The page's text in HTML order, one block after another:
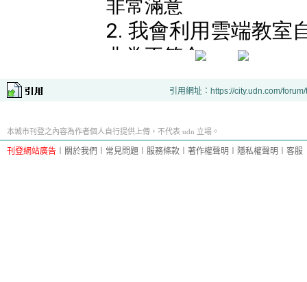
引用網址：https://city.udn.com/
本城市刊登之內容為作者個人自行提供上傳，不代表 udn 立場。
刊登網站廣告 關於我們 常見問題 服務條款 著作權聲明 隱私權聲明 客服